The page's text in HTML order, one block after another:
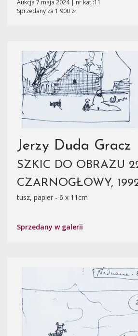
Aukcja 7 maja 2024 | nr kat.:11
Sprzedany za 1 900 zł
Jerzy Duda Gracz
SZKIC DO OBRAZU
CZARNOGŁOWY,
tusz, papier - 6 x 11cm
Sprzedany w galerii